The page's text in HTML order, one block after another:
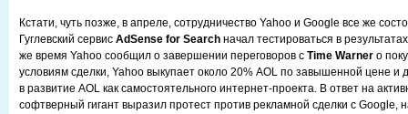
Кстати, чуть позже, в апреле, сотрудничество Yahoo и Google все же
Гуглевский сервис AdSense for Search начал тестироваться в
же время Yahoo сообщил о завершении переговоров с Time Warner о
условиям сделки, Yahoo выкупает около 20% AOL по завышенной цене и
в развитие AOL как самостоятельного интернет-проекта. В ответ на
софтверный гигант выразил протест против рекламной сделки с Google,